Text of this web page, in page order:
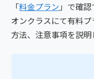
「料金プラン 」で確認
オンクラスにて有料
方法、注意事項を説明